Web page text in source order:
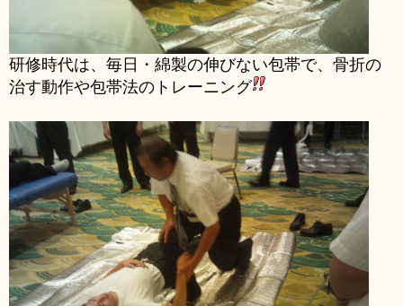
研修時代は、毎日・綿製の伸びない包帯で、骨折の
治す動作や包帯法のトレーニング